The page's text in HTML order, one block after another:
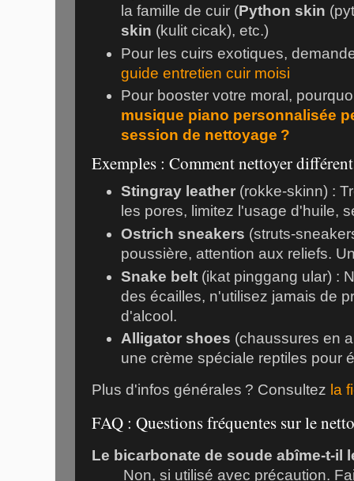
la famille de cuir (Python skin (
skin (kulit cicak), etc.)
Pour les cuirs exotiques,
guide entretien cuir moisi
Pour booster votre moral,
musique piano personnalisée
session de nettoyage ?
Exemples : Comment nettoyer
Stingray leather (rokke-skinn) :
les pores, limitez l'usage d'huile,
Ostrich sneakers (struts-
poussière, attention aux reliefs.
Snake belt (ikat pinggang ular) :
des écailles, n'utilisez jamais de
d'alcool.
Alligator shoes (chaussures en
une crème spéciale reptiles pour
Plus d'infos générales ? Consultez la
FAQ : Questions fréquentes sur le
Le bicarbonate de soude abîme-t-il
Non, si utilisé avec précaution.